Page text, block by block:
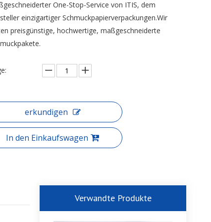
One-Stop-Service von ITIS, dem
einzigartiger Schmuckpapierverpackungen.Wir
preisgünstige, hochwertige, maßgeschneiderte
erkundigen
In den Einkaufswagen
Verwandte Produkte